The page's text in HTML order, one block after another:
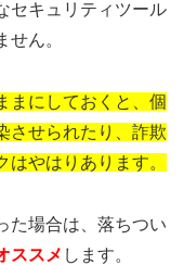
セキュリティツール
ん。
まにしておくと、個
させられたり、詐欺
やはりあります。
た場合は、落ちつい
ススメ します。